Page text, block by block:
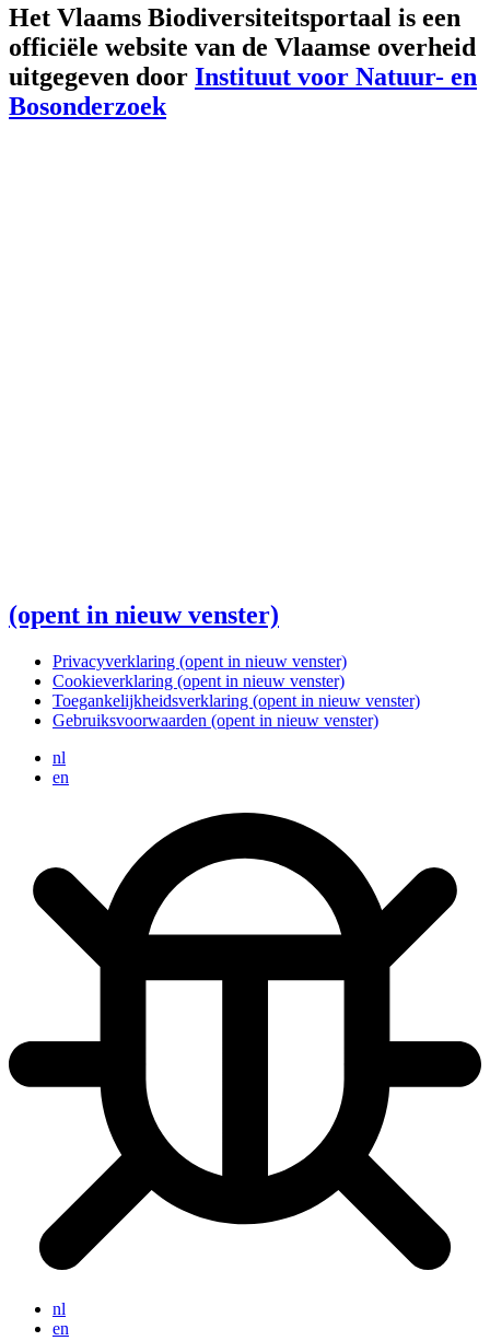
Het Vlaams Biodiversiteitsportaal is een
officiële website van de Vlaamse overheid
uitgegeven door Instituut voor Natuur- en
Bosonderzoek
(opent in nieuw venster)
Privacyverklaring (opent in nieuw venster)
Cookieverklaring (opent in nieuw venster)
Toegankelijkheidsverklaring (opent in nieuw venster)
Gebruiksvoorwaarden (opent in nieuw venster)
nl
en
nl
en